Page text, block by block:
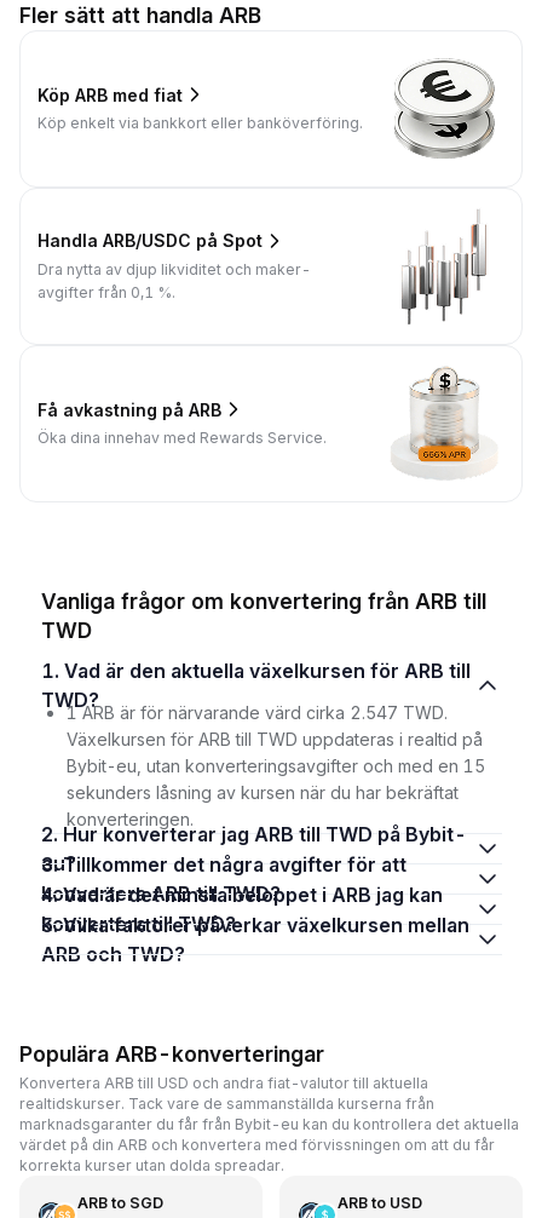
Fler sätt att handla ARB
Köp ARB med fiat
Köp enkelt via bankkort eller banköverföring.
Handla ARB/USDC på Spot
Dra nytta av djup likviditet och maker-
avgifter från 0,1 %.
Få avkastning på ARB
Öka dina innehav med Rewards Service.
Vanliga frågor om konvertering från ARB till
TWD
1. Vad är den aktuella växelkursen för ARB till
TWD?
1 ARB är för närvarande värd cirka 2.547 TWD.
Växelkursen för ARB till TWD uppdateras i realtid på
Bybit-eu, utan konverteringsavgifter och med en 15
sekunders låsning av kursen när du har bekräftat
konverteringen.
2. Hur konverterar jag ARB till TWD på Bybit-
eu?
3. Tillkommer det några avgifter för att
konvertera ARB till TWD?
4. Vad är det minsta beloppet i ARB jag kan
konvertera till TWD?
5. Vilka faktorer påverkar växelkursen mellan
ARB och TWD?
Populära ARB-konverteringar
Konvertera ARB till USD och andra fiat-valutor till aktuella
realtidskurser. Tack vare de sammanställda kurserna från
marknadsgaranter du får från Bybit-eu kan du kontrollera det aktuella
värdet på din ARB och konvertera med förvissningen om att du får
korrekta kurser utan dolda spreadar.
ARBto SGD ARBto USD